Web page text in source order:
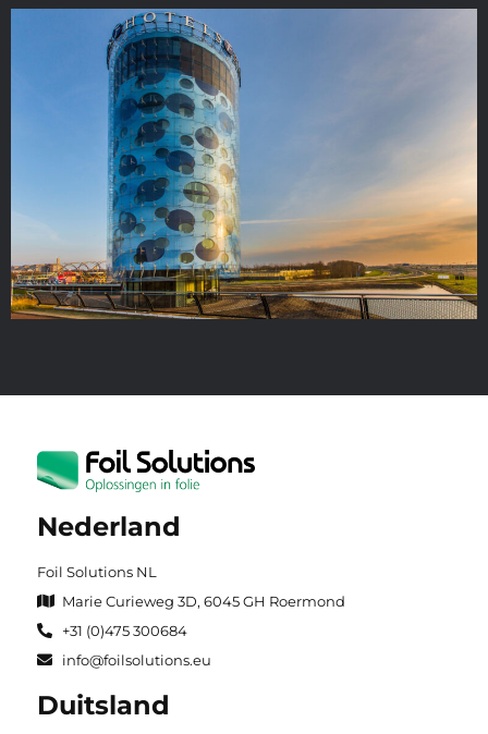
Nederland
Foil Solutions NL
Marie Curieweg 3D, 6045 GH Roermond
+31 (0)475 300684
info@foilsolutions.eu
Duitsland